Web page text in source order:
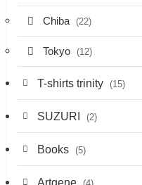
Chiba (22)
Tokyo (12)
T-shirts trinity (15)
SUZURI (2)
Books (5)
Artgene